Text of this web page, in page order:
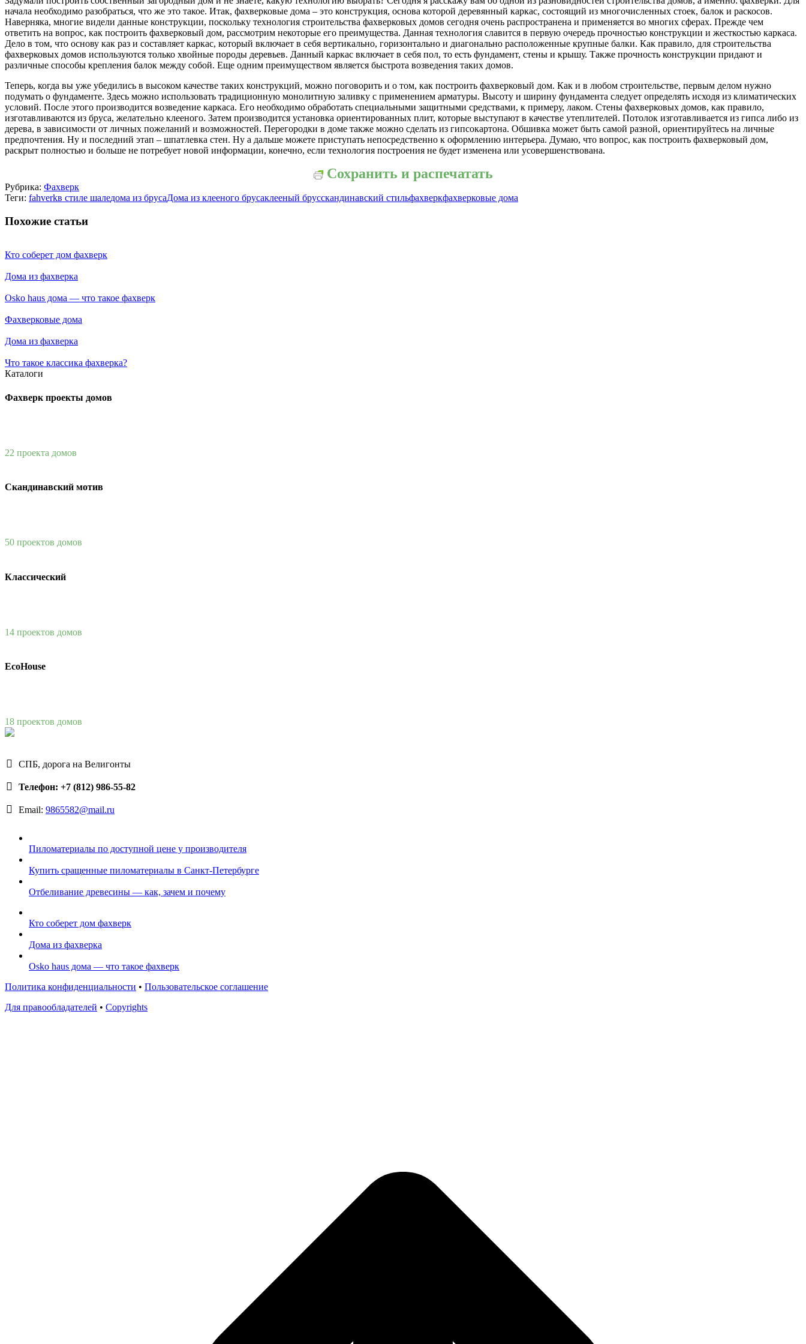
начала необходимо разобраться, что же это такое. Итак, фахверковые дома – это конструкция, основа которой деревянный каркас, состоящий из многочисленных стоек, балок и раскосов.
Наверняка, многие видели данные конструкции, поскольку технология строительства фахверковых домов сегодня очень распространена и применяется во многих сферах. Прежде чем
ответить на вопрос, как построить фахверковый дом, рассмотрим некоторые его преимущества. Данная технология славится в первую очередь прочностью конструкции и жесткостью каркаса.
Дело в том, что основу как раз и составляет каркас, который включает в себя вертикально, горизонтально и диагонально расположенные крупные балки. Как правило, для строительства
фахверковых домов используются только хвойные породы деревьев. Данный каркас включает в себя пол, то есть фундамент, стены и крышу. Также прочность конструкции придают и
различные способы крепления балок между собой. Еще одним преимуществом является быстрота возведения таких домов.
Теперь, когда вы уже убедились в высоком качестве таких конструкций, можно поговорить и о том, как построить фахверковый дом. Как и в любом строительстве, первым делом нужно
подумать о фундаменте. Здесь можно использовать традиционную монолитную заливку с применением арматуры. Высоту и ширину фундамента следует определять исходя из климатических
условий. После этого производится возведение каркаса. Его необходимо обработать специальными защитными средствами, к примеру, лаком. Стены фахверковых домов, как правило,
изготавливаются из бруса, желательно клееного. Затем производится установка ориентированных плит, которые выступают в качестве утеплителей. Потолок изготавливается из гипса либо из
дерева, в зависимости от личных пожеланий и возможностей. Перегородки в доме также можно сделать из гипсокартона. Обшивка может быть самой разной, ориентируйтесь на личные
предпочтения. Ну и последний этап – шпатлевка стен. Ну а дальше можете приступать непосредственно к оформлению интерьера. Думаю, что вопрос, как построить фахверковый дом,
раскрыт полностью и больше не потребует новой информации, конечно, если технология построения не будет изменена или усовершенствована.
Сохранить и распечатать
Рубрика: Фахверк
Теги: fahverkв стиле шаледома из брусаДома из клееного брусаклееный брусскандинавский стильфахверкфахверковые дома
Похожие статьи
Кто соберет дом фахверк
Дома из фахверка
Osko haus дома — что такое фахверк
Фахверковые дома
Дома из фахверка
Что такое классика фахверка?
Каталоги
Фахверк проекты домов
22 проекта домов
Скандинавский мотив
50 проектов домов
Классический
14 проектов домов
EcoHouse
18 проектов домов
СПБ, дорога на Велигонты
Телефон: +7 (812) 986-55-82
Email: 9865582@mail.ru
Пиломатериалы по доступной цене у производителя
Купить сращенные пиломатериалы в Санкт-Петербурге
Отбеливание древесины — как, зачем и почему
Кто соберет дом фахверк
Дома из фахверка
Osko haus дома — что такое фахверк
Политика конфиденциальности • Пользовательское соглашение
Для правообладателей • Copyrights